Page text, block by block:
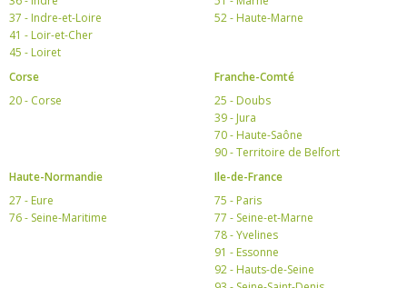
37 - Indre-et-Loire
41 - Loir-et-Cher
45 - Loiret
52 - Haute-Marne
Corse
20 - Corse
Franche-Comté
25 - Doubs
39 - Jura
70 - Haute-Saône
90 - Territoire de Belfort
Haute-Normandie
27 - Eure
76 - Seine-Maritime
Ile-de-France
75 - Paris
77 - Seine-et-Marne
78 - Yvelines
91 - Essonne
92 - Hauts-de-Seine